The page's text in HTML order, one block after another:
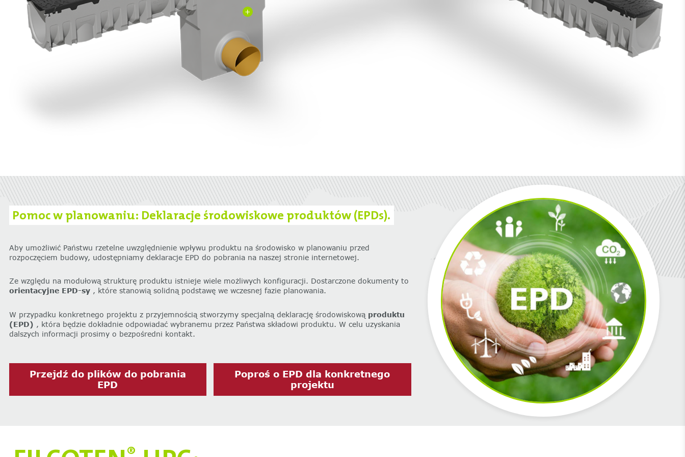
+
‌Pomoc w planowaniu: Deklaracje środowiskowe produktów (EPDs).
Aby umożliwić Państwu rzetelne uwzględnienie wpływu produktu na środowisko w planowaniu przed
rozpoczęciem budowy, udostępniamy deklaracje EPD do pobrania na naszej stronie internetowej.
Ze względu na modułową strukturę produktu istnieje wiele możliwych konfiguracji. Dostarczone dokumenty to
orientacyjne EPD-sy, które stanowią solidną podstawę we wczesnej fazie planowania.
W przypadku konkretnego projektu z przyjemnością stworzymy specjalną deklarację środowiskową produktu
(EPD) , która będzie dokładnie odpowiadać wybranemu przez Państwa składowi produktu. W celu uzyskania
dalszych informacji prosimy o bezpośredni kontakt.
Przejdź do plików do pobrania
EPD
‌Poproś o EPD dla konkretnego
projektu
®